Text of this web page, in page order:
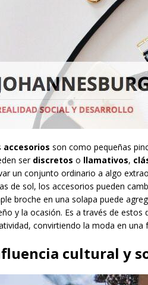
accesorios son como pequeñas
ser discretos o llamativos,
un conjunto ordinario a algo
de sol, los accesorios pueden
broche en una solapa puede
y la ocasión. Es a través de
convirtiendo la moda en una
cultural y